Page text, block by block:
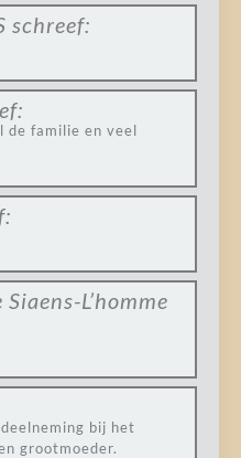
schreef:
de familie en veel
L’homme
bij het
grootmoeder.